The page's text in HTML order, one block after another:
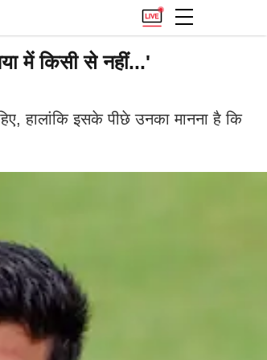
में किसी से नहीं...'
हालांकि इसके पीछे उनका मानना है कि